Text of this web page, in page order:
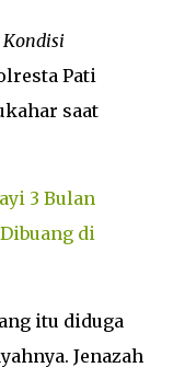
Pati
saat
3 Bulan
di
itu diduga
Jenazah